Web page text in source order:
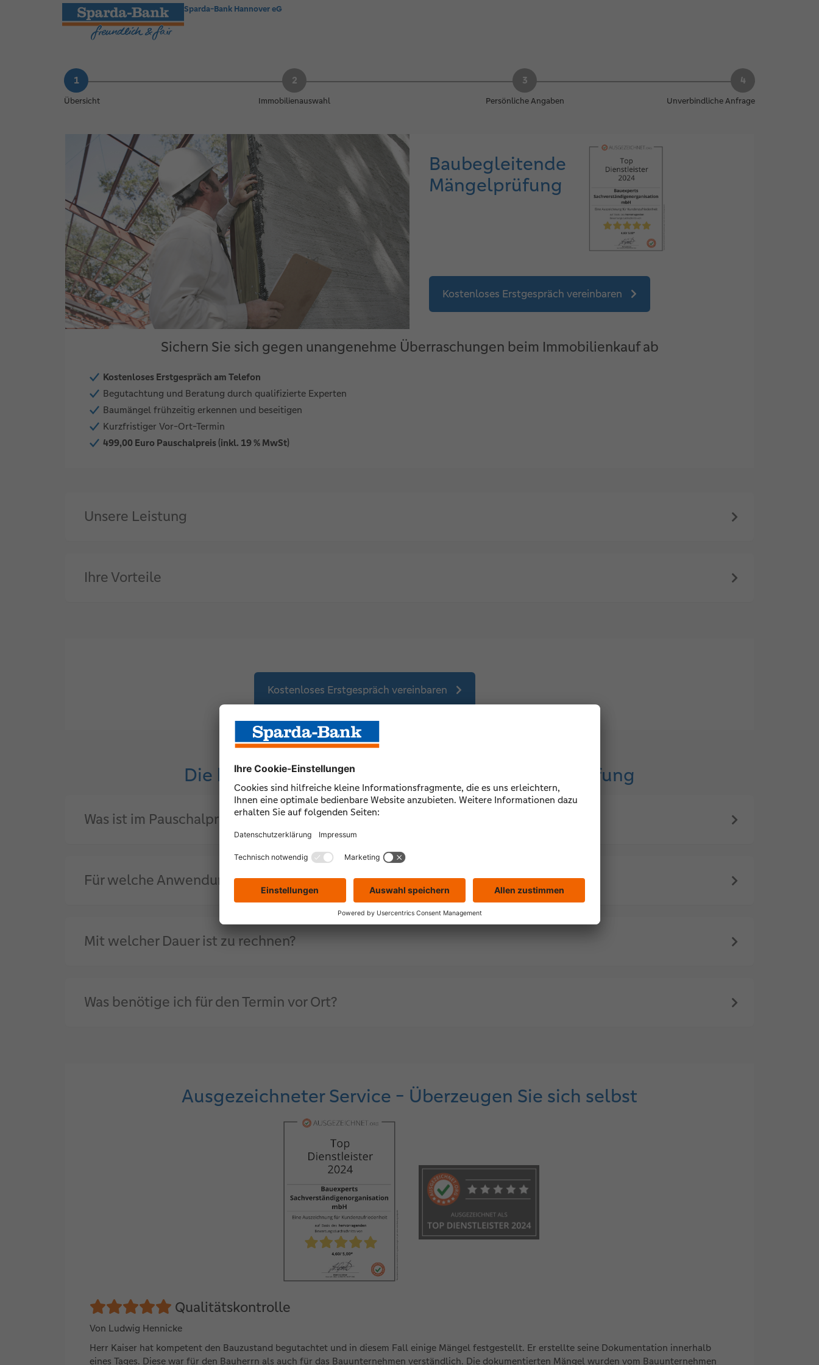
Sparda-Bank Hannover eG
Übersicht Immobilienauswahl Persönliche Angaben Unverbindliche Anfrage
Baubegleitende
Mängelprüfung
Kostenloses Erstgespräch vereinbaren
Sichern Sie sich gegen unangenehme Überraschungen beim Immobilienkauf ab
Kostenloses Erstgespräch am Telefon
Begutachtung und Beratung durch qualifizierte Experten
Baumängel frühzeitig erkennen und beseitigen
Kurzfristiger Vor-Ort-Termin
499,00 Euro Pauschalpreis (inkl. 19 % MwSt)
Unsere Leistung
Ihre Vorteile
Kostenloses Erstgespräch vereinbaren
Die häufigsten Fragen zur Qualitäts-/Mängelprüfung
Was ist im Pauschalpreis von 499,00 Euro enthalten?
Für welche Anwendungsfälle eignet sich der Service?
Mit welcher Dauer ist zu rechnen?
Was benötige ich für den Termin vor Ort?
Ausgezeichneter Service - Überzeugen Sie sich selbst
Qualitätskontrolle
Von Ludwig Hennicke
Herr Kaiser hat kompetent den Bauzustand begutachtet und in diesem Fall einige Mängel festgestellt. Er erstellte seine Dokumentation innerhalb
eines Tages. Diese war für den Bauherrn als auch für das Bauunternehmen verständlich. Die dokumentierten Mängel wurden vom Bauunternehmen